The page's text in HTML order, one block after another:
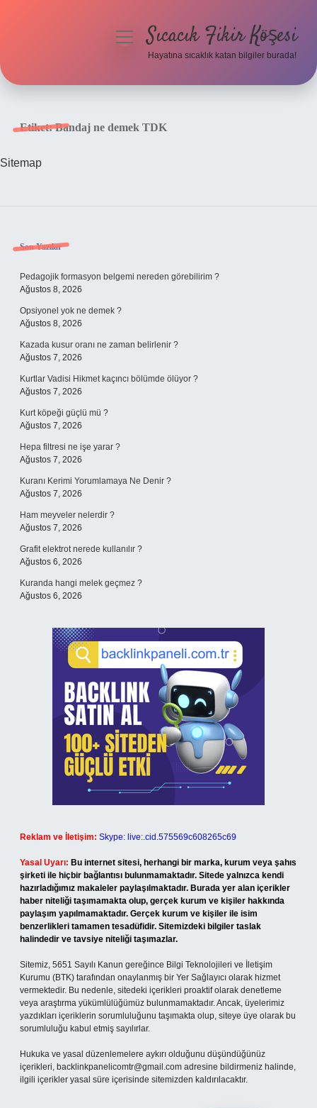
menüyüSıcacık Fikir Köşesi
Hayatına sıcaklık katan bilgiler burada!
Etiket:Bandaj ne demek TDK
Sitemap
Sidebar
Son Yazılar
Pedagojik formasyon belgemi nereden görebilirim ?
Ağustos 8, 2026
Opsiyonel yok ne demek ?
Ağustos 8, 2026
Kazada kusur oranı ne zaman belirlenir ?
Ağustos 7, 2026
Kurtlar Vadisi Hikmet kaçıncı bölümde ölüyor ?
Ağustos 7, 2026
Kurt köpeği güçlü mü ?
Ağustos 7, 2026
Hepa filtresi ne işe yarar ?
Ağustos 7, 2026
Kuranı Kerimi Yorumlamaya Ne Denir ?
Ağustos 7, 2026
Ham meyveler nelerdir ?
Ağustos 7, 2026
Grafit elektrot nerede kullanılır ?
Ağustos 6, 2026
Kuranda hangi melek geçmez ?
Ağustos 6, 2026
Reklam ve İletişim: Skype: live:.cid.575569c608265c69
Yasal Uyarı: Bu internet sitesi, herhangi bir marka, kurum veya şahıs
şirketi ile hiçbir bağlantısı bulunmamaktadır. Sitede yalnızca kendi
hazırladığımız makaleler paylaşılmaktadır. Burada yer alan içerikler
haber niteliği taşımamakta olup, gerçek kurum ve kişiler hakkında
paylaşım yapılmamaktadır. Gerçek kurum ve kişiler ile isim
benzerlikleri tamamen tesadüfidir. Sitemizdeki bilgiler taslak
halindedir ve tavsiye niteliği taşımazlar.
Sitemiz, 5651 Sayılı Kanun gereğince Bilgi Teknolojileri ve İletişim
Kurumu (BTK) tarafından onaylanmış bir Yer Sağlayıcı olarak hizmet
vermektedir. Bu nedenle, sitedeki içerikleri proaktif olarak denetleme
veya araştırma yükümlülüğümüz bulunmamaktadır. Ancak, üyelerimiz
yazdıkları içeriklerin sorumluluğunu taşımakta olup, siteye üye olarak bu
sorumluluğu kabul etmiş sayılırlar.
Hukuka ve yasal düzenlemelere aykırı olduğunu düşündüğünüz
içerikleri, backlinkpanelicomtr@gmail.com adresine bildirmeniz halinde,
ilgili içerikler yasal süre içerisinde sitemizden kaldırılacaktır.